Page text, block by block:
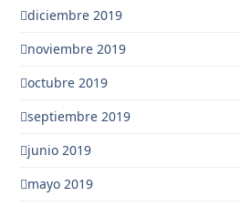
diciembre 2019
noviembre 2019
octubre 2019
septiembre 2019
junio 2019
mayo 2019